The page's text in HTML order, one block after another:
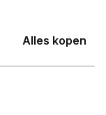
Alles kopen